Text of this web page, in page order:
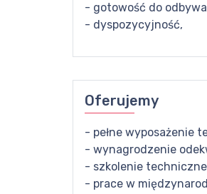
- gotowość do
- dyspozycyjność,
Oferujemy
- pełne wyposażenie
- wynagrodzenie
- szkolenie
- prace w